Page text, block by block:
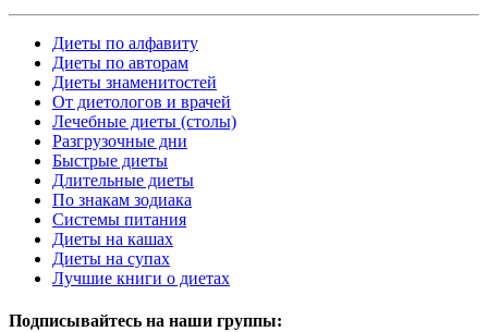
Диеты по алфавиту
Диеты по авторам
Диеты знаменитостей
От диетологов и врачей
Лечебные диеты (столы)
Разгрузочные дни
Быстрые диеты
Длительные диеты
По знакам зодиака
Системы питания
Диеты на кашах
Диеты на супах
Лучшие книги о диетах
Подписывайтесь на наши группы: